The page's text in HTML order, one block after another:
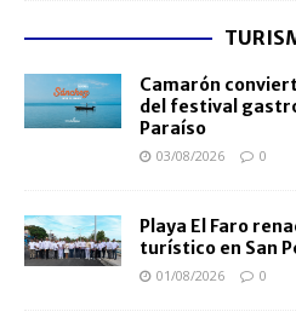
Camarón
del festival
Paraíso
03/08/2026 0
Playa El Faro
turístico en San
01/08/2026 0